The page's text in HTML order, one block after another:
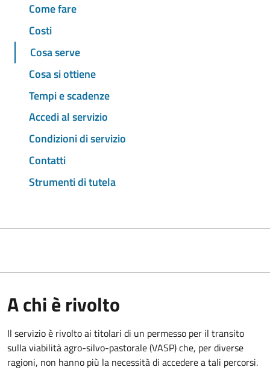
Come fare
Costi
Cosa serve
Cosa si ottiene
Tempi e scadenze
Accedi al servizio
Condizioni di servizio
Contatti
Strumenti di tutela
A chi è rivolto
Il servizio è rivolto ai titolari di un permesso per il transito
sulla viabilità agro-silvo-pastorale (VASP) che, per diverse
ragioni, non hanno più la necessità di accedere a tali percorsi.